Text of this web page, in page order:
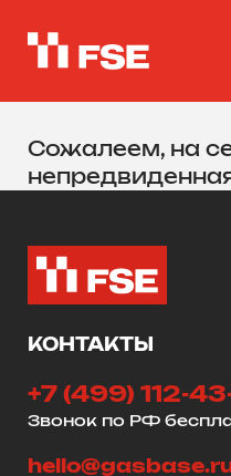
Сожалеем, на
КОНТАКТЫ
+7 (499) 112-
Звонок по РФ